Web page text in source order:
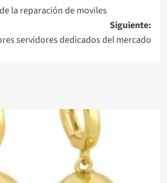
la reparación de moviles
Siguiente:
servidores dedicados del mercado